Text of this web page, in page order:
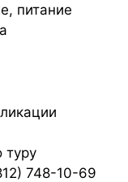
питание
туру
748-10-69